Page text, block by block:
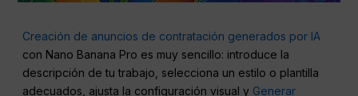
Creación de anuncios de contratación generados por IA
con Nano Banana Pro es muy sencillo: introduce la
descripción de tu trabajo, selecciona un estilo o plantilla
adecuados, ajusta la configuración visual y Generar